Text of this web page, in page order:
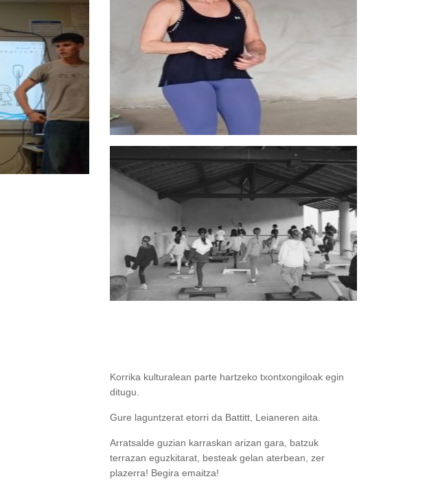
Korrika kulturalean parte hartzeko txontxongiloak egin
ditugu.
Gure laguntzerat etorri da Battitt, Leianeren aita.
Arratsalde guzian karraskan arizan gara, batzuk
terrazan eguzkitarat, besteak gelan aterbean, zer
plazerra! Begira emaitza!